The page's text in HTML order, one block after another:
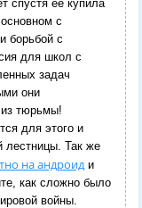
спустя ее купила
с
борьбой с
для школ с
задач
они
тюрьмы!
для этого и
лестницы. Так же
на андроиди
как сложно было
войны.